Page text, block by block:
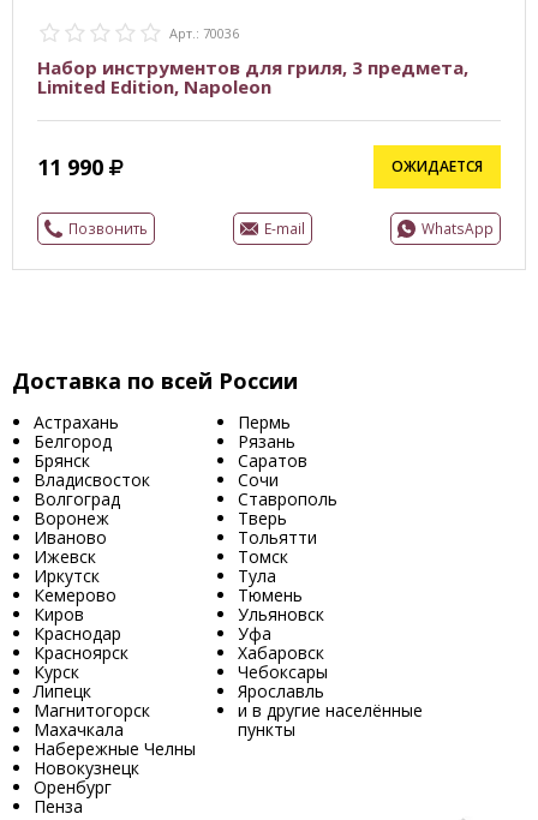
Арт.: 70036
Набор инструментов для гриля, 3 предмета,
Limited Edition, Napoleon
11 990 ОЖИДАЕТСЯ
Позвонить E-mail WhatsApp
Доставка по всей России
Астрахань
Белгород
Брянск
Владисвосток
Волгоград
Воронеж
Иваново
Ижевск
Иркутск
Кемерово
Киров
Краснодар
Красноярск
Курск
Липецк
Магнитогорск
Махачкала
Набережные Челны
Новокузнецк
Оренбург
Пенза
Пермь
Рязань
Саратов
Сочи
Ставрополь
Тверь
Тольятти
Томск
Тула
Тюмень
Ульяновск
Уфа
Хабаровск
Чебоксары
Ярославль
и в другие населённые
пункты